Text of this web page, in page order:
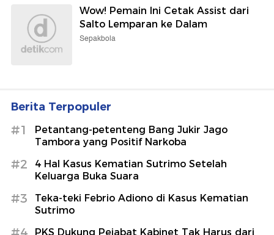
Wow! Pemain Ini Cetak Assist dari
Salto Lemparan ke Dalam
Sepakbola
Berita Terpopuler
#1
Petantang-petenteng Bang Jukir Jago
Tambora yang Positif Narkoba
#2
4 Hal Kasus Kematian Sutrimo Setelah
Keluarga Buka Suara
#3
Teka-teki Febrio Adiono di Kasus Kematian
Sutrimo
PKS Dukung Pejabat Kabinet Tak Harus dari